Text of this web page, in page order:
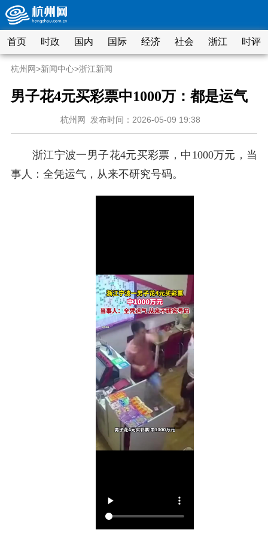
首页 时政 国内 国际 经济 社会 浙江 时评
杭州网>新闻中心>浙江新闻
男子花4元买彩票中1000万：都是运气
杭州网 发布时间：2026-05-09 19:38
浙江宁波一男子花4元买彩票，中1000万元，当
事人：全凭运气，从来不研究号码。